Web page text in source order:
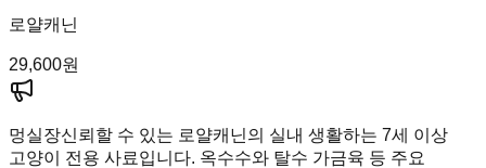
로얄캐닌
29,600원
멍실장신뢰할 수 있는 로얄캐닌의 실내 생활하는 7세 이상
고양이 전용 사료입니다. 옥수수와 탈수 가금육 등 주요